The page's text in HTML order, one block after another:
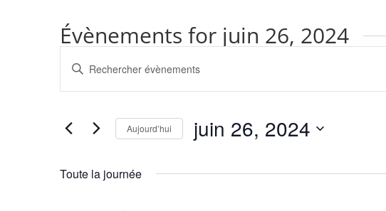
Évènements for juin 26, 2024
Recherche
et
navigation
vues
Évènements
Saisir
clé.
Évènements
clé.
Aujourd’hui juin 26, 2024
Toute la journée